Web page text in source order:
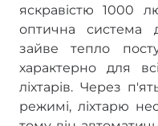
яскравістю 1000
оптична система
зайве тепло
характерно для
ліхтарів. Через
режимі, ліхтарю